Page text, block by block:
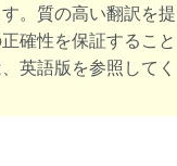
。質の高い翻訳を提
確性を保証すること
英語版を参照してく